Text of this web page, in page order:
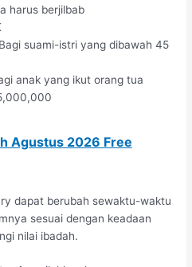
harus berjilbab
suami-istri yang dibawah 45
anak yang ikut orang tua
Agustus 2026 Free
dapat berubah sewaktu-waktu
sesuai dengan keadaan
nilai ibadah.